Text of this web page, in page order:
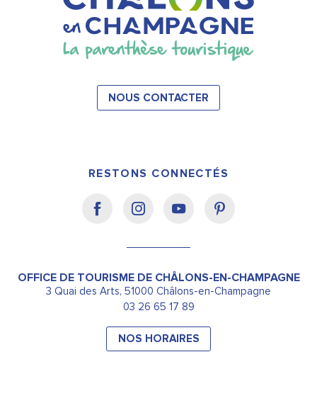
NOUS CONTACTER
RESTONS CONNECTÉS
OFFICE DE TOURISME DE CHÂLONS-EN-CHAMPAGNE
3 Quai des Arts, 51000 Châlons-en-Champagne
03 26 65 17 89
NOS HORAIRES